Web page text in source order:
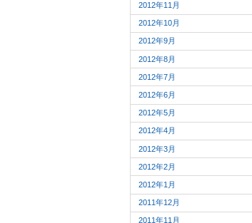
2012年11月
2012年10月
2012年9月
2012年8月
2012年7月
2012年6月
2012年5月
2012年4月
2012年3月
2012年2月
2012年1月
2011年12月
2011年11月